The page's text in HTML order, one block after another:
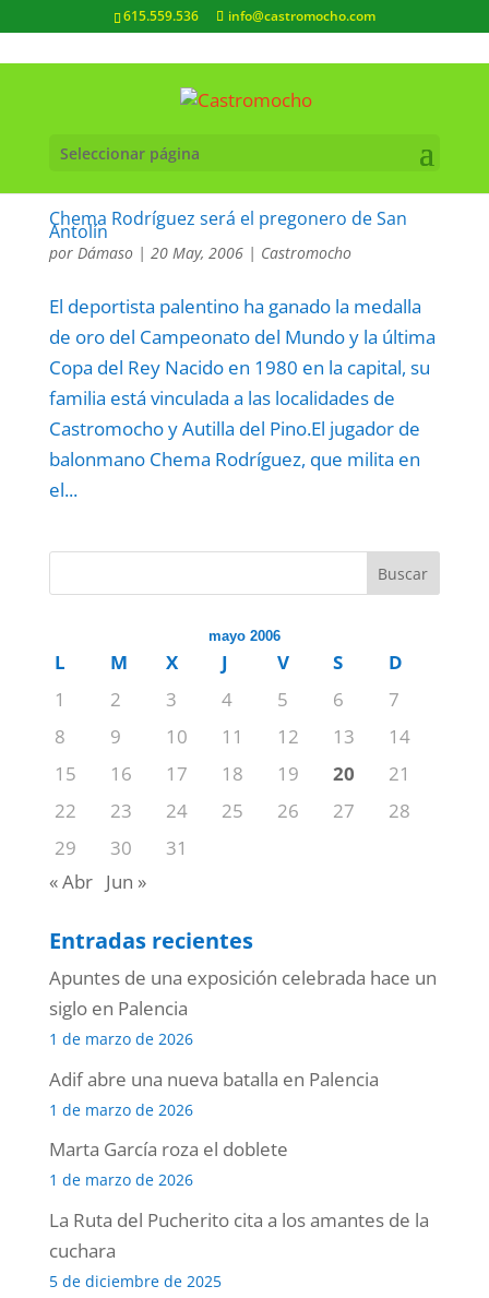
615.559.536 info@castromocho.com
Seleccionar página
Chema Rodríguez será el pregonero de San
Antolín
por Dámaso| 20 May, 2006| Castromocho
El deportista palentino ha ganado la medalla
de oro del Campeonato del Mundo y la última
Copa del Rey Nacido en 1980 en la capital, su
familia está vinculada a las localidades de
Castromocho y Autilla del Pino.El jugador de
balonmano Chema Rodríguez, que milita en
el...
Buscar
mayo 2006
L M X J V S
D
1
2 3 4 5 6
7
8
9 10 11 12 13
14
15
16 17 18 19 20
21
22
23 24 25 26 27
28
29
30
31
« Abr Jun »
Entradas recientes
Apuntes de una exposición celebrada hace un
siglo en Palencia
1 de marzo de 2026
Adif abre una nueva batalla en Palencia
1 de marzo de 2026
Marta García roza el doblete
1 de marzo de 2026
La Ruta del Pucherito cita a los amantes de la
cuchara
5 de diciembre de 2025